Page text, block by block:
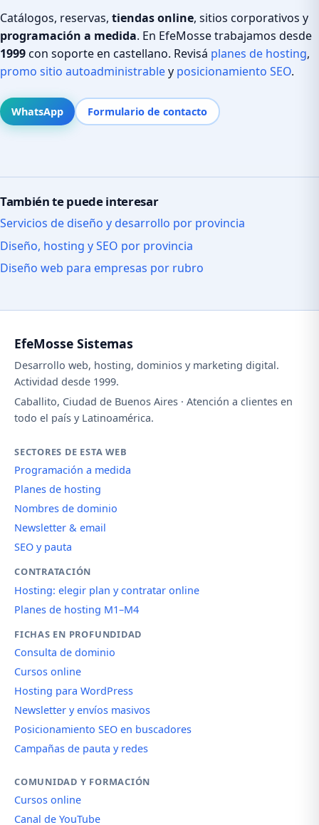
Catálogos, reservas, tiendas online, sitios corporativos y
programación a medida. En EfeMosse trabajamos desde
1999con soporte en castellano. Revisá planes de hosting,
promo sitio autoadministrabley posicionamiento SEO.
WhatsApp Formulario de contacto
También te puede interesar
Servicios de diseño y desarrollo por provincia
Diseño, hosting y SEO por provincia
Diseño web para empresas por rubro
EfeMosse Sistemas
Desarrollo web, hosting, dominios y marketing digital.
Actividad desde 1999.
Caballito, Ciudad de Buenos Aires · Atención a clientes en
todo el país y Latinoamérica.
SECTORES DE ESTA WEB
Programación a medida
Planes de hosting
Nombres de dominio
Newsletter & email
SEO y pauta
CONTRATACIÓN
Hosting: elegir plan y contratar online
Planes de hosting M1–M4
FICHAS EN PROFUNDIDAD
Consulta de dominio
Cursos online
Hosting para WordPress
Newsletter y envíos masivos
Posicionamiento SEO en buscadores
Campañas de pauta y redes
COMUNIDAD Y FORMACIÓN
Cursos online
Canal de YouTube